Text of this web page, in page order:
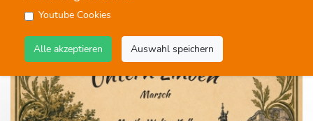
Youtube Cookies
Alle akzeptieren Auswahl speichern